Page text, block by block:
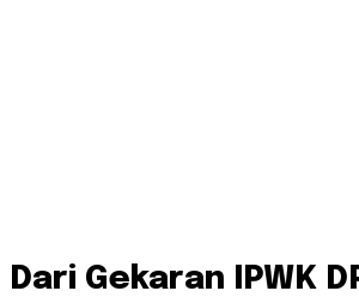
Dari Gekaran IPWK